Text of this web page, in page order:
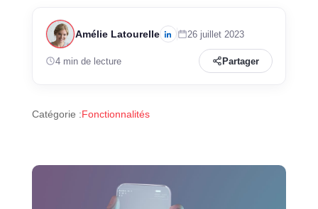
Amélie Latourelle 26 juillet 2023
4 min de lecture Partager
Catégorie :Fonctionnalités